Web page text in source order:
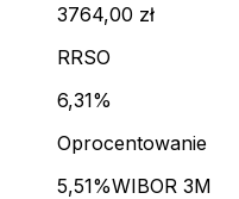
3764,00 zł
RRSO
6,31%
Oprocentowanie
5,51%WIBOR 3M